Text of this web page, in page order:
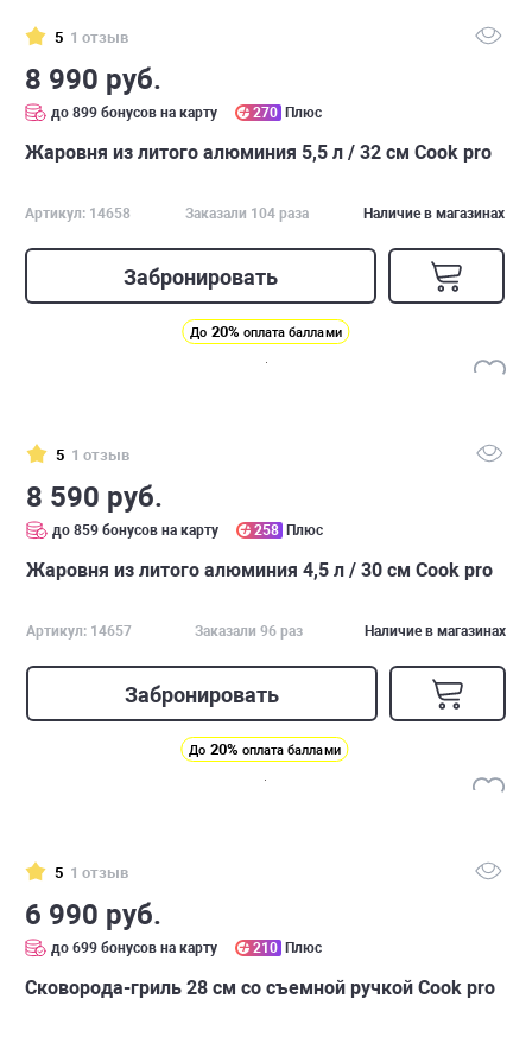
5 1 отзыв
8 990 руб.
до 899 бонусов на карту 270 Плюс
Жаровня из литого алюминия 5,5 л / 32 см Cook pro
Артикул: 14658 Заказали 104 раза Наличие в магазинах
Забронировать
До 20% оплата баллами
5 1 отзыв
8 590 руб.
до 859 бонусов на карту 258 Плюс
Жаровня из литого алюминия 4,5 л / 30 см Cook pro
Артикул: 14657 Заказали 96 раз Наличие в магазинах
Забронировать
До 20% оплата баллами
5 1 отзыв
6 990 руб.
до 699 бонусов на карту 210 Плюс
Сковорода-гриль 28 см со съемной ручкой Cook pro